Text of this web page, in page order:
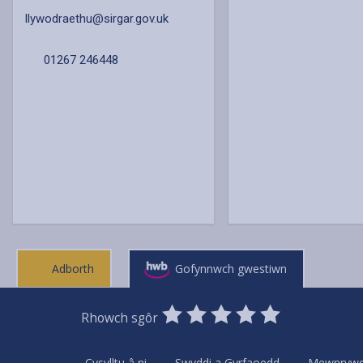
llywodraethu@sirgar.gov.uk
01267 246448
Adborth Gofynnwch gwestiwn
Rhowch sgôr
0
Stars
1
Star
2
Stars
3
Stars
4
Stars
5
Stars